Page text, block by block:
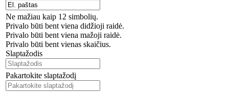
Ne mažiau kaip 12 simbolių.
Privalo būti bent viena didžioji raidė.
Privalo būti bent viena mažoji raidė.
Privalo būti bent vienas skaičius.
Slaptažodis
Pakartokite slaptažodį